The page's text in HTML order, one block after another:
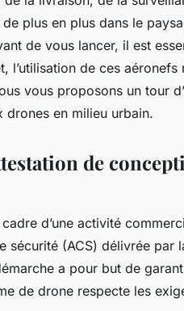
plus en plus dans le
de vous lancer, il est
l’utilisation de ces aéronefs
vous proposons un tour
drones en milieu urbain.
de
d’une activité
sécurité (ACS) délivrée par
a pour but de
de drone respecte les